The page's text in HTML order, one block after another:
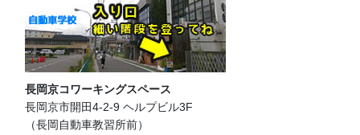
長岡京コワーキングスペース
長岡京市開田4-2-9 ヘルプビル3F
（長岡自動車教習所前）